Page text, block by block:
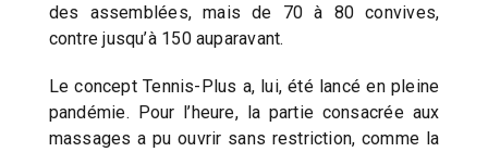
des assemblées, mais de 70 à 80 convives,
contre jusqu’à 150 auparavant.
Le concept Tennis-Plus a, lui, été lancé en pleine
pandémie. Pour l’heure, la partie consacrée aux
massages a pu ouvrir sans restriction, comme la